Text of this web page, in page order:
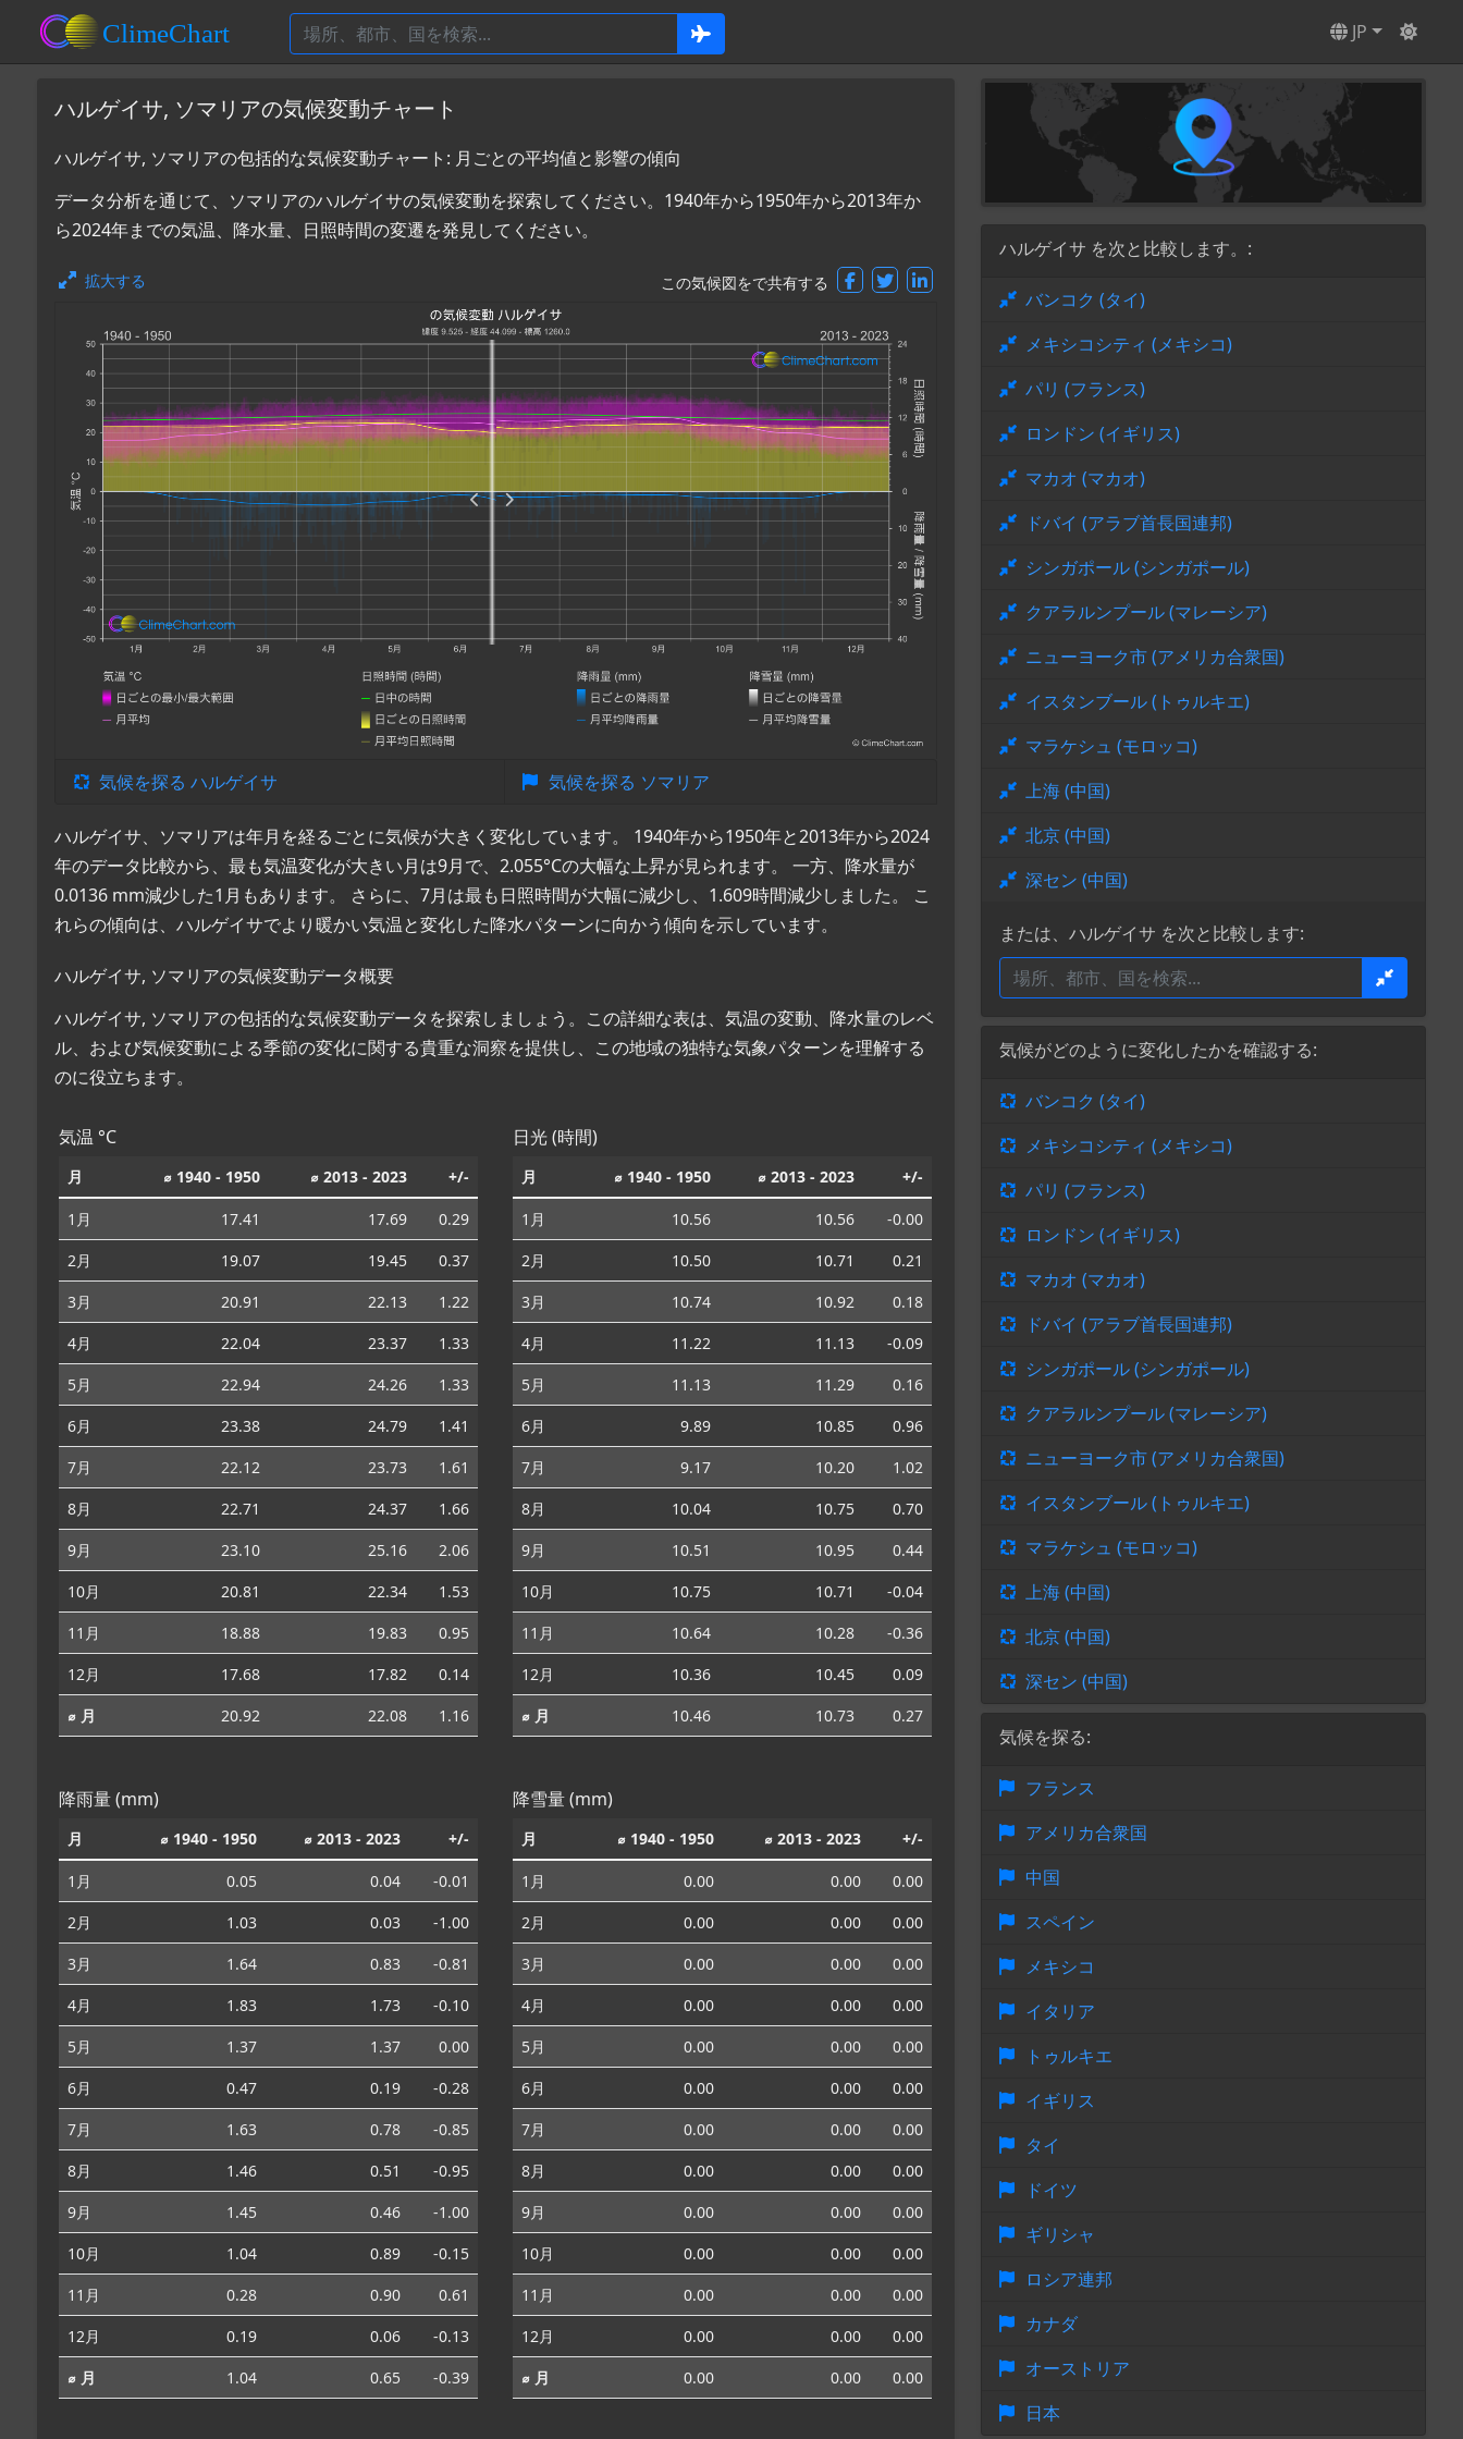
JP
ハルゲイサ, ソマリアの気候変動チャート
ハルゲイサ, ソマリアの包括的な気候変動チャート: 月ごとの平均値と影響の傾向
データ分析を通じて、ソマリアのハルゲイサの気候変動を探索してください。1940年から1950年から2013年か
ら2024年までの気温、降水量、日照時間の変遷を発見してください。
拡大する この気候図をで共有する
気候を探る ハルゲイサ 気候を探る ソマリア
ハルゲイサ、ソマリアは年月を経るごとに気候が大きく変化しています。 1940年から1950年と2013年から2024
年のデータ比較から、最も気温変化が大きい月は9月で、2.055°Cの大幅な上昇が見られます。 一方、降水量が
0.0136 mm減少した1月もあります。 さらに、7月は最も日照時間が大幅に減少し、1.609時間減少しました。 こ
れらの傾向は、ハルゲイサでより暖かい気温と変化した降水パターンに向かう傾向を示しています。
ハルゲイサ, ソマリアの気候変動データ概要
ハルゲイサ, ソマリアの包括的な気候変動データを探索しましょう。この詳細な表は、気温の変動、降水量のレベ
ル、および気候変動による季節の変化に関する貴重な洞察を提供し、この地域の独特な気象パターンを理解する
のに役立ちます。
気温 °C
月 ⌀ 1940 - 1950 ⌀ 2013 - 2023 +/-
1月 17.41 17.69
0.29
2月
19.07 19.45
0.37
3月
20.91 22.13
1.22
4月
22.04 23.37
1.33
5月
22.94 24.26
1.33
6月
23.38 24.79
1.41
7月
22.12 23.73
1.61
8月
22.71 24.37
1.66
9月
23.10 25.16
2.06
10月
20.81 22.34
1.53
11月
18.88 19.83
0.95
12月
17.68 17.82
0.14
⌀ 月
20.92 22.08 1.16
日光 (時間)
月 ⌀ 1940 - 1950 ⌀ 2013 - 2023 +/-
1月 10.56 10.56
-0.00
2月
10.50 10.71
0.21
3月
10.74 10.92
0.18
4月
11.22 11.13
-0.09
5月
11.13 11.29
0.16
6月
9.89 10.85
0.96
7月
9.17 10.20
1.02
8月
10.04 10.75
0.70
9月
10.51 10.95
0.44
10月
10.75 10.71
-0.04
11月
10.64 10.28
-0.36
12月
10.36 10.45
0.09
⌀ 月
10.46 10.73 0.27
降雨量 (mm)
月 ⌀ 1940 - 1950 ⌀ 2013 - 2023 +/-
1月 0.05 0.04
-0.01
2月
1.03 0.03
-1.00
3月
1.64 0.83
-0.81
4月
1.83 1.73
-0.10
5月
1.37 1.37
0.00
6月
0.47 0.19
-0.28
7月
1.63 0.78
-0.85
8月
1.46 0.51
-0.95
9月
1.45 0.46
-1.00
10月
1.04 0.89
-0.15
11月
0.28 0.90
0.61
12月
0.19 0.06
-0.13
⌀ 月
1.04 0.65 -0.39
降雪量 (mm)
月 ⌀ 1940 - 1950 ⌀ 2013 - 2023 +/-
1月 0.00 0.00
0.00
2月
0.00 0.00
0.00
3月
0.00 0.00
0.00
4月
0.00 0.00
0.00
5月
0.00 0.00
0.00
6月
0.00 0.00
0.00
7月
0.00 0.00
0.00
8月
0.00 0.00
0.00
9月
0.00 0.00
0.00
10月
0.00 0.00
0.00
11月
0.00 0.00
0.00
12月
0.00 0.00
0.00
⌀ 月
0.00 0.00 0.00
ハルゲイサ を次と比較します。:
バンコク (タイ)
メキシコシティ (メキシコ)
パリ (フランス)
ロンドン (イギリス)
マカオ (マカオ)
ドバイ (アラブ首長国連邦)
シンガポール (シンガポール)
クアラルンプール (マレーシア)
ニューヨーク市 (アメリカ合衆国)
イスタンブール (トゥルキエ)
マラケシュ (モロッコ)
上海 (中国)
北京 (中国)
深セン (中国)
または、ハルゲイサ を次と比較します:
気候がどのように変化したかを確認する:
バンコク (タイ)
メキシコシティ (メキシコ)
パリ (フランス)
ロンドン (イギリス)
マカオ (マカオ)
ドバイ (アラブ首長国連邦)
シンガポール (シンガポール)
クアラルンプール (マレーシア)
ニューヨーク市 (アメリカ合衆国)
イスタンブール (トゥルキエ)
マラケシュ (モロッコ)
上海 (中国)
北京 (中国)
深セン (中国)
気候を探る:
フランス
アメリカ合衆国
中国
スペイン
メキシコ
イタリア
トゥルキエ
イギリス
タイ
ドイツ
ギリシャ
ロシア連邦
カナダ
オーストリア
日本